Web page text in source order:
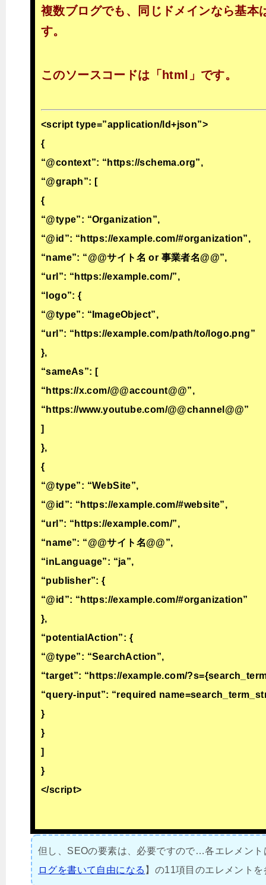
複数ブログでも、同じドメインなら基本
す。
このソースコードは「html」です。
<script type=”application/ld+json”>
{
“@context”: “https://schema.org”,
“@graph”: [
{
“@type”: “Organization”,
“@id”: “https://example.com/#organization”,
“name”: “@@サイト名 or 事業者名@@”,
“url”: “https://example.com/”,
“logo”: {
“@type”: “ImageObject”,
“url”: “https://example.com/path/to/logo.png”
},
“sameAs”: [
“https://x.com/@@account@@”,
“https://www.youtube.com/@@channel@@”
]
},
{
“@type”: “WebSite”,
“@id”: “https://example.com/#website”,
“url”: “https://example.com/”,
“name”: “@@サイト名@@”,
“inLanguage”: “ja”,
“publisher”: {
“@id”: “https://example.com/#organization”
},
“potentialAction”: {
“@type”: “SearchAction”,
“target”: “https://example.com/
“query-input”: “required
}
}
]
}
</script>
但し、SEOの要素は、必要ですので…各エレメント
ログを書いて自由になる 】の11項目のエレメント